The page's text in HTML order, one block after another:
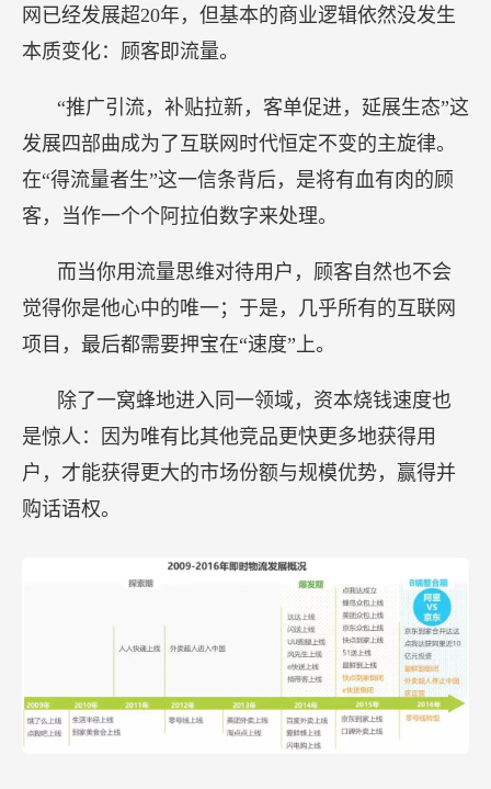
网已经发展超20年，但基本的商业逻辑依然没发生
本质变化：顾客即流量。
“推广引流，补贴拉新，客单促进，延展生态”这
发展四部曲成为了互联网时代恒定不变的主旋律。
在“得流量者生”这一信条背后，是将有血有肉的顾
客，当作一个个阿拉伯数字来处理。
而当你用流量思维对待用户，顾客自然也不会
觉得你是他心中的唯一；于是，几乎所有的互联网
项目，最后都需要押宝在“速度”上。
除了一窝蜂地进入同一领域，资本烧钱速度也
是惊人：因为唯有比其他竞品更快更多地获得用
户，才能获得更大的市场份额与规模优势，赢得并
购话语权。